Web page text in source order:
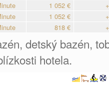
1 052 €
1 052 €
818 €
detský bazén,
hotela.